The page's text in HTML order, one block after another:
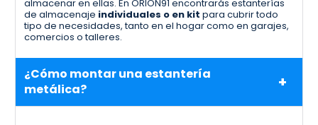
almacenar en ellas. En ORION91 encontrarás estanterías
de almacenaje individuales o en kit para cubrir todo
tipo de necesidades, tanto en el hogar como en garajes,
comercios o talleres.
¿Cómo montar una estantería
metálica?